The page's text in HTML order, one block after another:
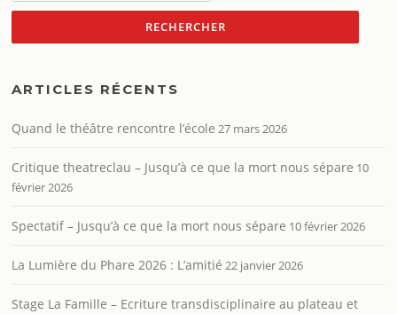
ARTICLES RÉCENTS
Quand le théâtre rencontre l’école 27 mars 2026
Critique theatreclau – Jusqu’à ce que la mort nous sépare 10
février 2026
Spectatif – Jusqu’à ce que la mort nous sépare 10 février 2026
La Lumière du Phare 2026 : L’amitié 22 janvier 2026
Stage La Famille – Ecriture transdisciplinaire au plateau et